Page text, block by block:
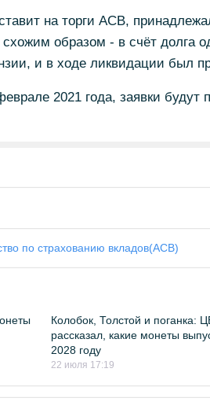
на торги АСВ,
образом - в счёт долга
и в ходе ликвидации был
2021 года, заявки будут
по страхованию вкладов(АСВ)
Колобок, Толстой и поганка:
рассказал, какие монеты
2028 году
22 июля 17:19